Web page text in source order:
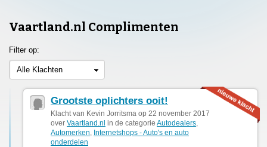
Vaartland.nl Complimenten
Filter op:
Alle Klachten
Grootste oplichters ooit!
Klacht van Kevin Jorritsma op 22 november 2017
over Vaartland.nl in de categorie Autodealers
Automerken Internetshops - Auto's en auto
onderdelen